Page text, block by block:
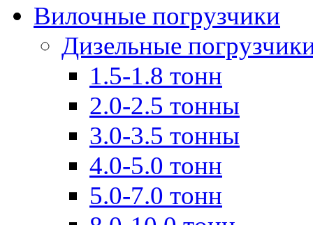
Вилочные погрузчики
Дизельные
1.5-1.8 тонн
2.0-2.5 тонны
3.0-3.5 тонны
4.0-5.0 тонн
5.0-7.0 тонн